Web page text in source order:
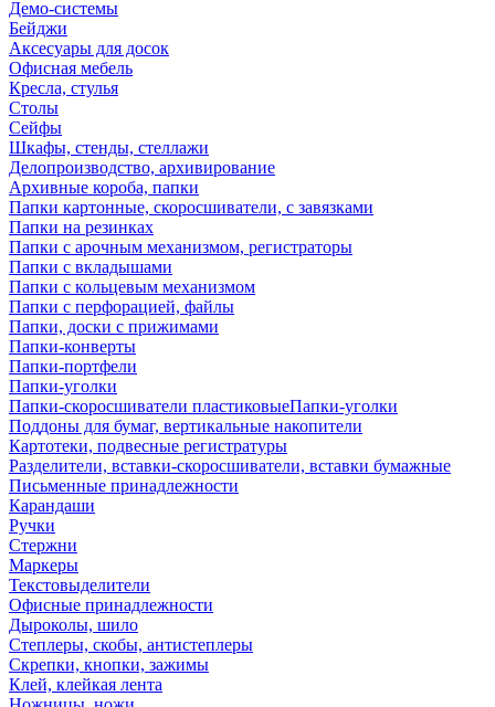
Демо-системы
Бейджи
Аксесуары для досок
Офисная мебель
Кресла, стулья
Столы
Сейфы
Шкафы, стенды, стеллажи
Делопроизводство, архивирование
Архивные короба, папки
Папки картонные, скоросшиватели, с завязками
Папки на резинках
Папки с арочным механизмом, регистраторы
Папки с вкладышами
Папки с кольцевым механизмом
Папки с перфорацией, файлы
Папки, доски с прижимами
Папки-конверты
Папки-портфели
Папки-уголки
Папки-скоросшиватели пластиковыеПапки-уголки
Поддоны для бумаг, вертикальные накопители
Картотеки, подвесные регистратуры
Разделители, вставки-скоросшиватели, вставки бумажные
Письменные принадлежности
Карандаши
Ручки
Стержни
Маркеры
Текстовыделители
Офисные принадлежности
Дыроколы, шило
Степлеры, скобы, антистеплеры
Скрепки, кнопки, зажимы
Клей, клейкая лента